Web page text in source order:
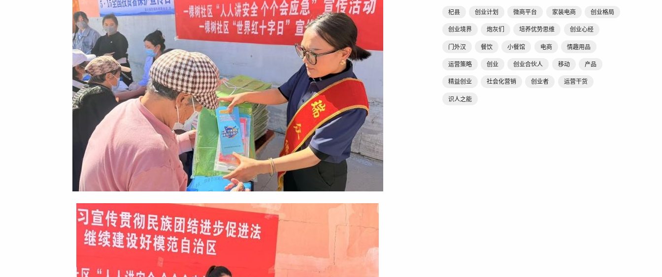
杞县 创业计划 微商平台 家装电商 创业格局
创业境界 炮灰们 培养优势思维 创业心经
门外汉 餐饮 小餐馆 电商 情趣用品
运营策略 创业 创业合伙人 移动 产品
精益创业 社会化营销 创业者 运营干货
识人之能